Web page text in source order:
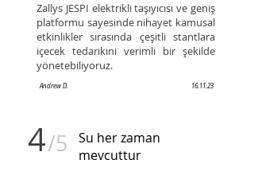
Zallys JESPI elektrikli taşıyıcısı ve geniş
platformu sayesinde nihayet kamusal
etkinlikler sırasında çeşitli stantlara
içecek tedarikini verimli bir şekilde
yönetebiliyoruz.
Andrew D. 16.11.23
Su her zaman
mevcuttur
/5
4